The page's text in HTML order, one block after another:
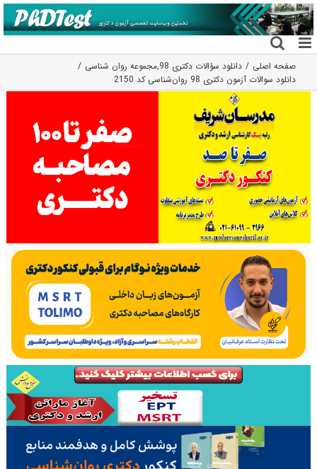
رفتن
به
محتوا
صفحه اصلی دانلود سؤالات دکتری 98 ,مجموعه روان شناسی
دانلود سوالات آزمون دکتری 98 روان‌شناسی کد 2150